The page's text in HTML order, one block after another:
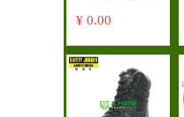
VV902高空户
¥ 0.00